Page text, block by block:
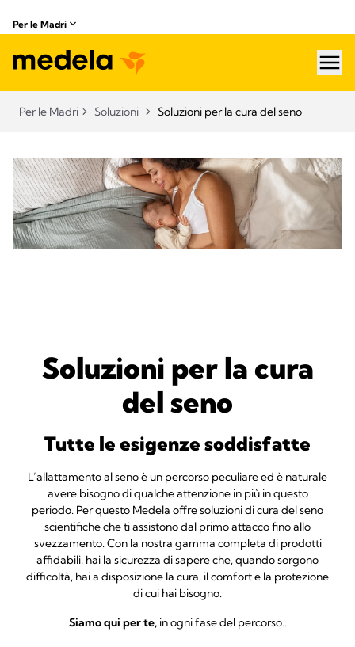
Per le Madri
Per le Madri Soluzioni Soluzioni per la cura del seno
Soluzioni per la cura
del seno
Tutte le esigenze soddisfatte
L’allattamento al seno è un percorso peculiare ed è naturale
avere bisogno di qualche attenzione in più in questo
periodo. Per questo Medela offre soluzioni di cura del seno
scientifiche che ti assistono dal primo attacco fino allo
svezzamento. Con la nostra gamma completa di prodotti
affidabili, hai la sicurezza di sapere che, quando sorgono
difficoltà, hai a disposizione la cura, il comfort e la protezione
di cui hai bisogno.
Siamo qui per te,in ogni fase del percorso..